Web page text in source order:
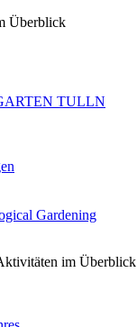
Überblick
TULLN
Gardening
im Überblick